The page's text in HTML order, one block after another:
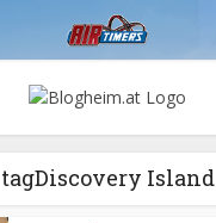
tagDiscovery Island